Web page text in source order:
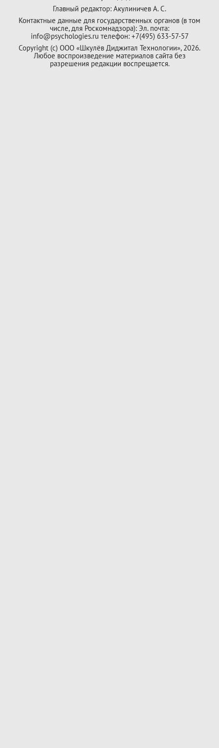
Главный редактор: Акулиничев А. С.
Контактные данные для государственных органов (в том
числе, для Роскомнадзора): Эл. почта:
info@psychologies.ru телефон: +7(495) 633-57-57
Copyright (с) ООО «Шкулёв Диджитал Технологии», 2026.
Любое воспроизведение материалов сайта без
разрешения редакции воспрещается.